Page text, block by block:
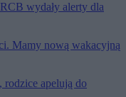
wydały alerty dla
Mamy nową wakacyjną
rodzice apelują do